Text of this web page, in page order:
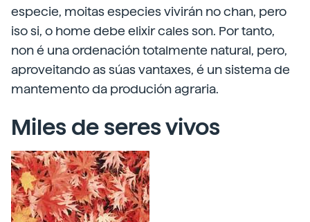
especie, moitas especies vivirán no chan, pero
iso si, o home debe elixir cales son. Por tanto,
non é una ordenación totalmente natural, pero,
aproveitando as súas vantaxes, é un sistema de
mantemento da produción agraria.
Miles de seres vivos